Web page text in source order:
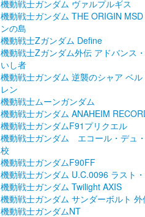
機動戦士ガンダム ヴァルプルギス
機動戦士ガンダム THE ORIGIN
ンの島
機動戦士Zガンダム Define
機動戦士Ζガンダム外伝 アドバンス
いし者
機動戦士ガンダム 逆襲のシャア ベ
レン
機動戦士ムーンガンダム
機動戦士ガンダム ANAHEIM
機動戦士ガンダムF91プリクエル
機動戦士ガンダム エコール・デュ
校
機動戦士ガンダムF90FF
機動戦士ガンダム U.C.0096 ラスト
機動戦士ガンダム Twilight AXIS
機動戦士ガンダム サンダーボルト 外
機動戦士ガンダムNT